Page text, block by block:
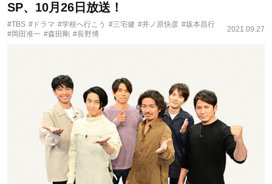
SP、10月26日放送！
#TBS #ドラマ #学校へ行こう #三宅健 #井ノ原快彦 #坂本昌行
#岡田准一 #森田剛 #長野博
2021.09.27